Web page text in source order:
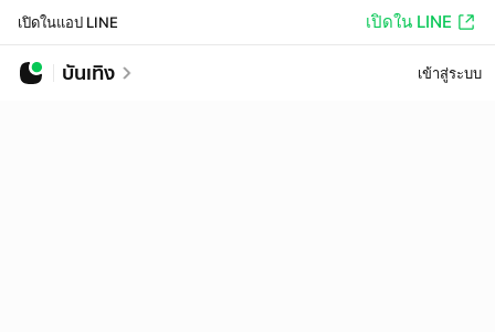
เปิดในแอป LINE เปิดใน LINE
บันเทิง เข้าสู่ระบบ